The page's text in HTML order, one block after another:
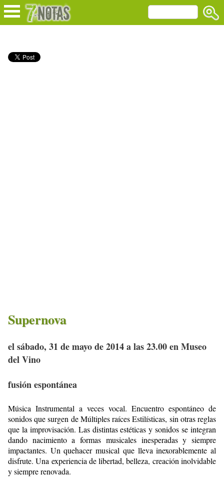
Supernova
el sábado, 31 de mayo de 2014 a las 23.00 en Museo
del Vino
fusión espontánea
Música Instrumental a veces vocal. Encuentro espontáneo de
sonidos que surgen de Múltiples raíces Estilísticas, sin otras reglas
que la improvisación. Las distintas estéticas y sonidos se integran
dando nacimiento a formas musicales inesperadas y siempre
impactantes. Un quehacer musical que lleva inexorablemente al
disfrute. Una experiencia de libertad, belleza, creación inolvidable
y siempre renovada.